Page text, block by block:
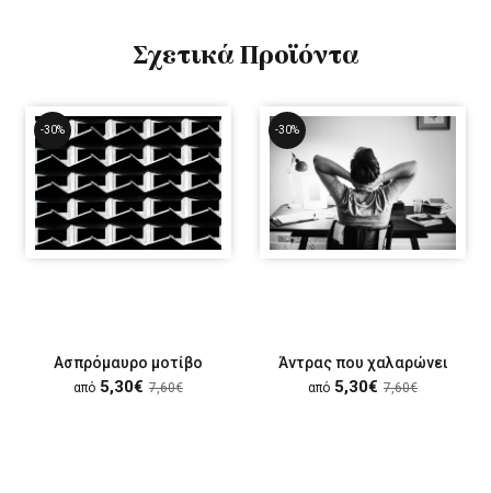
Σχετικά Προϊόντα
-30%
Ασπρόμαυρο μοτίβο
από 5,30€ 7,60€
-30%
Άντρας που χαλαρώνει
από 5,30€ 7,60€